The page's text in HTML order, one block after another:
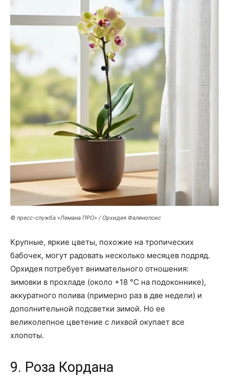
© пресс-служба «Лемана ПРО» / Орхидея Фаленопсис
Крупные, яркие цветы, похожие на тропических
бабочек, могут радовать несколько месяцев подряд.
Орхидея потребует внимательного отношения:
зимовки в прохладе (около +18 °C на подоконнике),
аккуратного полива (примерно раз в две недели) и
дополнительной подсветки зимой. Но ее
великолепное цветение с лихвой окупает все
хлопоты.
9. Роза Кордана